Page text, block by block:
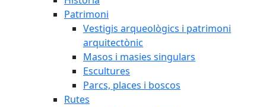
Patrimoni
Vestigis arqueològics i patrimoni
arquitectònic
Masos i masies singulars
Escultures
Parcs, places i boscos
Rutes